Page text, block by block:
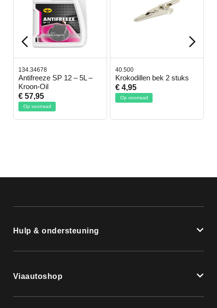
134.34678
Antifreeze SP 12 – 5L –
Kroon-Oil
€ 57,95
Op voorraad
40.500
Krokodillen bek 2 stuks
€ 4,95
Op voorraad
Hulp & ondersteuning
Viaautoshop